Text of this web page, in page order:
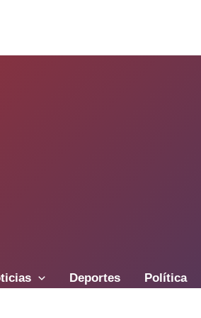
Deportes Política